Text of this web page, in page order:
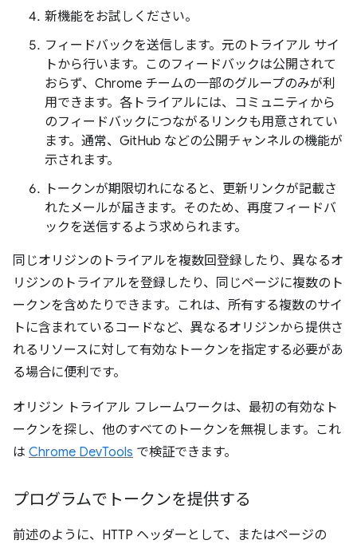
新機能をお試しください。
フィードバックを送信します。元のトライアル サイ
トから行います。このフィードバックは公開されて
おらず、Chrome チームの一部のグループのみが利
用できます。各トライアルには、コミュニティから
のフィードバックにつながるリンクも用意されてい
ます。通常、GitHub などの公開チャンネルの機能が
示されます。
トークンが期限切れになると、更新リンクが記載さ
れたメールが届きます。そのため、再度フィードバ
ックを送信するよう求められます。
同じオリジンのトライアルを複数回登録したり、異なるオ
リジンのトライアルを登録したり、同じページに複数のト
ークンを含めたりできます。これは、所有する複数のサイ
トに含まれているコードなど、異なるオリジンから提供さ
れるリソースに対して有効なトークンを指定する必要があ
る場合に便利です。
オリジン トライアル フレームワークは、最初の有効なト
ークンを探し、他のすべてのトークンを無視します。これ
は Chrome DevTools で検証できます。
プログラムでトークンを提供する
前述のように、HTTP ヘッダーとして、またはページの